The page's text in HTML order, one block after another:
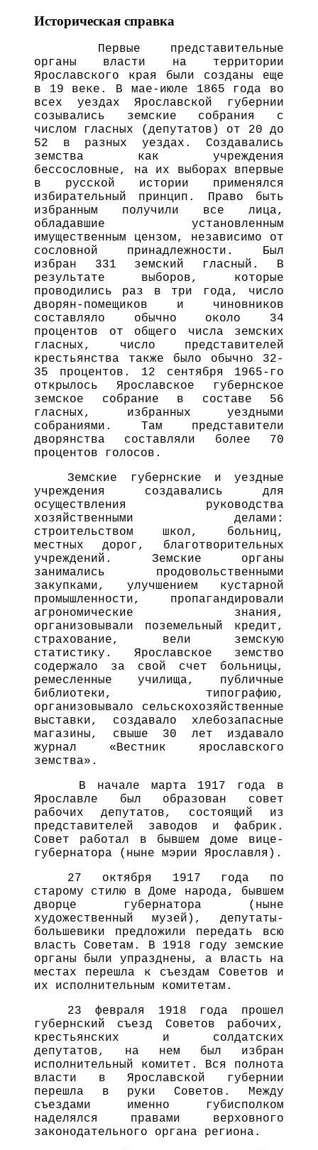
Историческая справка
Первые представительные
органы власти на территории
Ярославского края были созданы еще
в 19 веке. В мае-июле 1865 года во
всех уездах Ярославской губернии
созывались земские собрания с
числом гласных (депутатов) от 20 до
52 в разных уездах. Создавались
земства как учреждения
бессословные, на их выборах впервые
в русской истории применялся
избирательный принцип. Право быть
избранным получили все лица,
обладавшие установленным
имущественным цензом, независимо от
сословной принадлежности. Был
избран 331 земский гласный. В
результате выборов, которые
проводились раз в три года, число
дворян-помещиков и чиновников
составляло обычно около 34
процентов от общего числа земских
гласных, число представителей
крестьянства также было обычно 32-
35 процентов. 12 сентября 1965-го
открылось Ярославское губернское
земское собрание в составе 56
гласных, избранных уездными
собраниями. Там представители
дворянства составляли более 70
процентов голосов.
Земские губернские и уездные
учреждения создавались для
осуществления руководства
хозяйственными делами:
строительством школ, больниц,
местных дорог, благотворительных
учреждений. Земские органы
занимались продовольственными
закупками, улучшением кустарной
промышленности, пропагандировали
агрономические знания,
организовывали поземельный кредит,
страхование, вели земскую
статистику. Ярославское земство
содержало за свой счет больницы,
ремесленные училища, публичные
библиотеки, типографию,
организовывало сельскохозяйственные
выставки, создавало хлебозапасные
магазины, свыше 30 лет издавало
журнал «Вестник ярославского
земства».
В начале марта 1917 года в
Ярославле был образован совет
рабочих депутатов, состоящий из
представителей заводов и фабрик.
Совет работал в бывшем доме вице-
губернатора (ныне мэрии Ярославля).
27 октября 1917 года по
старому стилю в Доме народа, бывшем
дворце губернатора (ныне
художественный музей), депутаты-
большевики предложили передать всю
власть Советам. В 1918 году земские
органы были упразднены, а власть на
местах перешла к съездам Советов и
их исполнительным комитетам.
23 февраля 1918 года прошел
губернский съезд Советов рабочих,
крестьянских и солдатских
депутатов, на нем был избран
исполнительный комитет. Вся полнота
власти в Ярославской губернии
перешла в руки Советов. Между
съездами именно губисполком
наделялся правами верховного
законодательного органа региона.